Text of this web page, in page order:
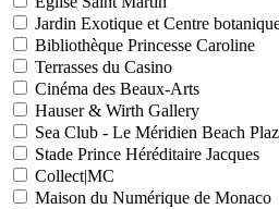
Jardin Exotique et Centre
Bibliothèque Princesse Caroline
Terrasses du Casino
Cinéma des Beaux-Arts
Hauser & Wirth Gallery
Sea Club - Le Méridien Beach
Stade Prince Héréditaire Jacques
Collect|MC
Maison du Numérique de Monaco